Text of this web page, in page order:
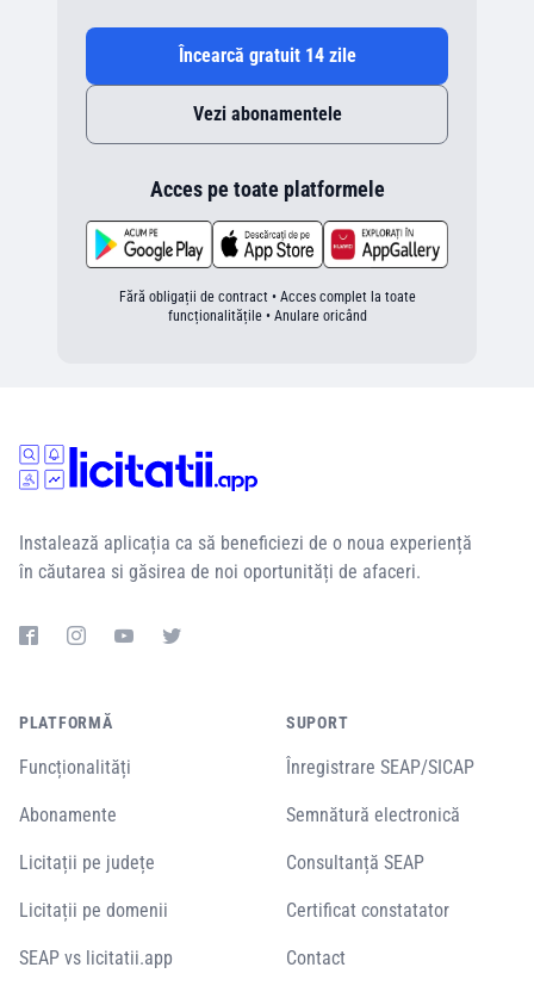
Încearcă gratuit 14 zile
Vezi abonamentele
Acces pe toate platformele
Fără obligații de contract • Acces complet la toate
funcționalitățile • Anulare oricând
Instalează aplicația ca să beneficiezi de o noua experiență
în căutarea si găsirea de noi oportunități de afaceri.
PLATFORMĂ
Funcționalități
Abonamente
Licitații pe județe
Licitații pe domenii
SEAP vs licitatii.app
SUPORT
Înregistrare SEAP/SICAP
Semnătură electronică
Consultanță SEAP
Certificat constatator
Contact